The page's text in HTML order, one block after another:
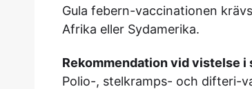
Gula febern-vaccinationen
Afrika eller Sydamerika.
Rekommendation vid vistelse i
Polio-, stelkramps- och difteri-